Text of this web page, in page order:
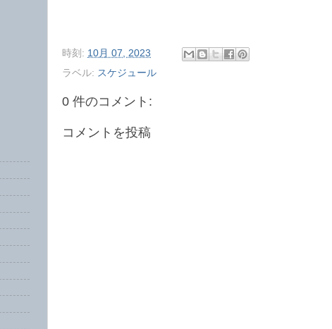
時刻: 10月 07, 2023
ラベル: スケジュール
0 件のコメント:
コメントを投稿